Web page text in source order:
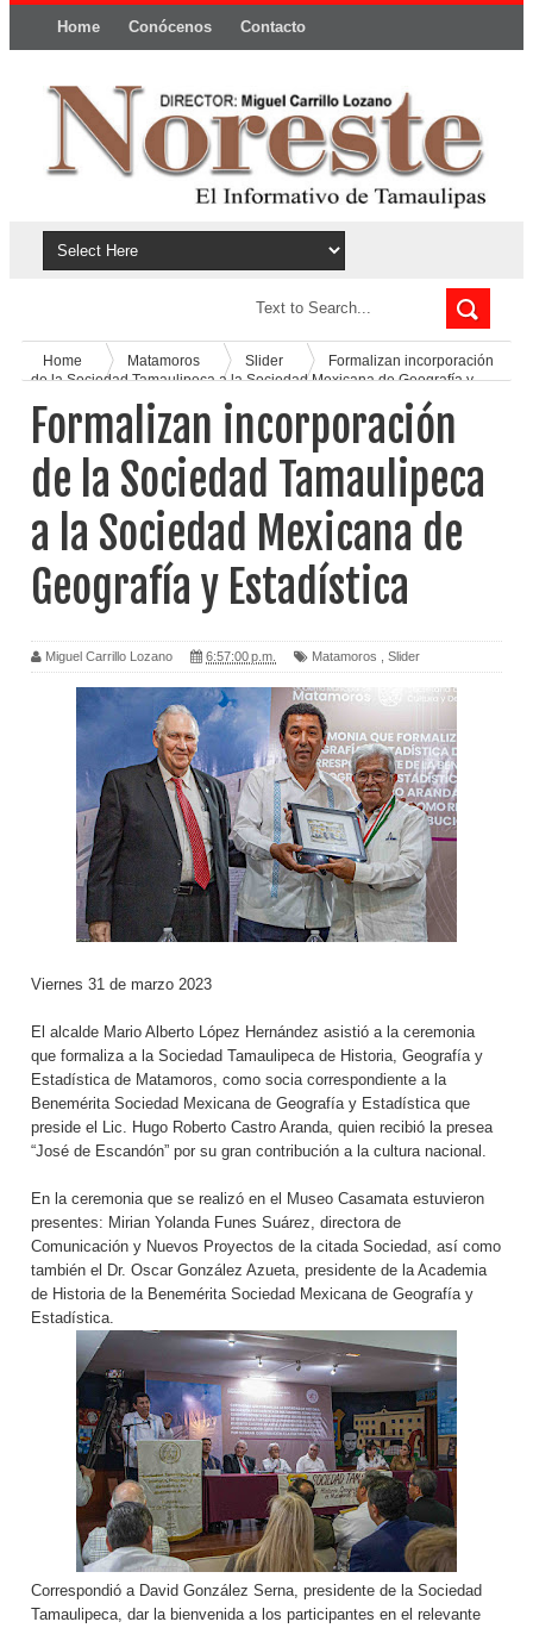
Home Conócenos Contacto
Home Matamoros Slider
Formalizan incorporación
de la Sociedad Tamaulipeca a la Sociedad Mexicana de Geografía y
Formalizan incorporación
de la Sociedad Tamaulipeca
a la Sociedad Mexicana de
Geografía y Estadística
Miguel Carrillo Lozano 6:57:00 p.m. Matamoros Slider
Viernes 31 de marzo 2023
El alcalde Mario Alberto López Hernández asistió a la ceremonia
que formaliza a la Sociedad Tamaulipeca de Historia, Geografía y
Estadística de Matamoros, como socia correspondiente a la
Benemérita Sociedad Mexicana de Geografía y Estadística que
preside el Lic. Hugo Roberto Castro Aranda, quien recibió la presea
“José de Escandón” por su gran contribución a la cultura nacional.
En la ceremonia que se realizó en el Museo Casamata estuvieron
presentes: Mirian Yolanda Funes Suárez, directora de
Comunicación y Nuevos Proyectos de la citada Sociedad, así como
también el Dr. Oscar González Azueta, presidente de la Academia
de Historia de la Benemérita Sociedad Mexicana de Geografía y
Estadística.
Correspondió a David González Serna, presidente de la Sociedad
Tamaulipeca, dar la bienvenida a los participantes en el relevante